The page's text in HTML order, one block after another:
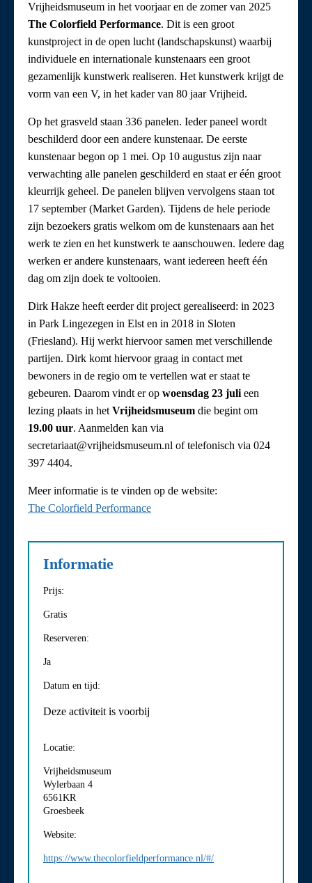
Vrijheidsmuseum in het voorjaar en de zomer van 2025
The Colorfield Performance. Dit is een groot
kunstproject in de open lucht (landschapskunst) waarbij
individuele en internationale kunstenaars een groot
gezamenlijk kunstwerk realiseren. Het kunstwerk krijgt de
vorm van een V, in het kader van 80 jaar Vrijheid.
Op het grasveld staan 336 panelen. Ieder paneel wordt
beschilderd door een andere kunstenaar. De eerste
kunstenaar begon op 1 mei. Op 10 augustus zijn naar
verwachting alle panelen geschilderd en staat er één groot
kleurrijk geheel. De panelen blijven vervolgens staan tot
17 september (Market Garden). Tijdens de hele periode
zijn bezoekers gratis welkom om de kunstenaars aan het
werk te zien en het kunstwerk te aanschouwen. Iedere dag
werken er andere kunstenaars, want iedereen heeft één
dag om zijn doek te voltooien.
Dirk Hakze heeft eerder dit project gerealiseerd: in 2023
in Park Lingezegen in Elst en in 2018 in Sloten
(Friesland). Hij werkt hiervoor samen met verschillende
partijen. Dirk komt hiervoor graag in contact met
bewoners in de regio om te vertellen wat er staat te
gebeuren. Daarom vindt er op woensdag 23 juli een
lezing plaats in het Vrijheidsmuseum die begint om
19.00 uur. Aanmelden kan via
secretariaat@vrijheidsmuseum.nl of telefonisch via 024
397 4404.
Meer informatie is te vinden op de website:
The Colorfield Performance
Informatie
Prijs:
Gratis
Reserveren:
Ja
Datum en tijd:
Deze activiteit is voorbij
Locatie:
Vrijheidsmuseum
Wylerbaan 4
6561KR
Groesbeek
Website:
https://www.thecolorfieldperformance.nl/#/